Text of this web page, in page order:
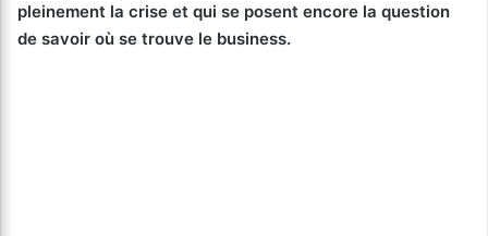
pleinement la crise et qui se posent encore la question
de savoir où se trouve le business.